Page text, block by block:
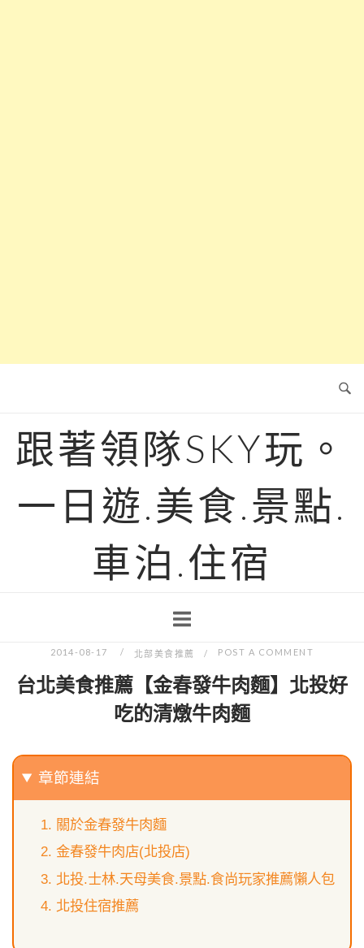
跟著領隊SKY玩。
一日遊.美食.景點.
車泊.住宿
2014-08-17 北部美食推薦 POST A COMMENT
台北美食推薦【金春發牛肉麵】北投好
吃的清燉牛肉麵
章節連結
關於金春發牛肉麵
金春發牛肉店(北投店)
北投.士林.天母美食.景點.食尚玩家推薦懶人包
北投住宿推薦